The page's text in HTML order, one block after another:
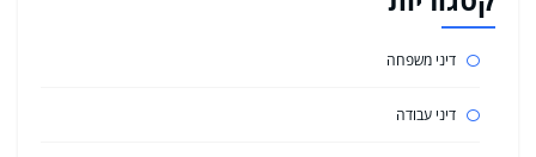
דיני משפחה
דיני עבודה